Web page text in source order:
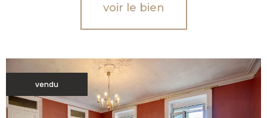
voir le bien
vendu